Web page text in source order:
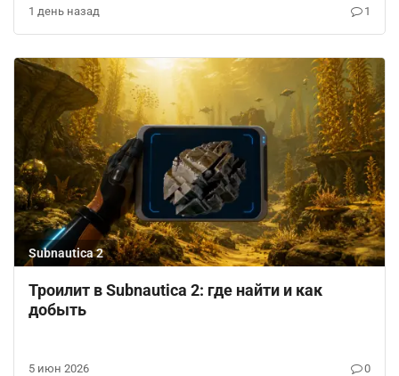
1 день назад 1
Subnautica 2
Троилит в Subnautica 2: где найти и как
добыть
5 июн 2026 0